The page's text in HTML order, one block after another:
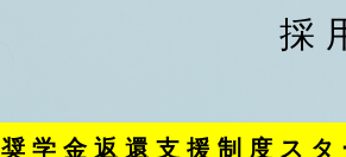
採
奨学金返還支援制度ス